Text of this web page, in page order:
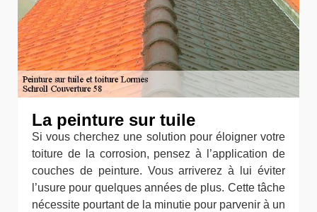
La peinture sur tuile
Si vous cherchez une solution pour éloigner votre
toiture de la corrosion, pensez à l’application de
couches de peinture. Vous arriverez à lui éviter
l’usure pour quelques années de plus. Cette tâche
nécessite pourtant de la minutie pour parvenir à un